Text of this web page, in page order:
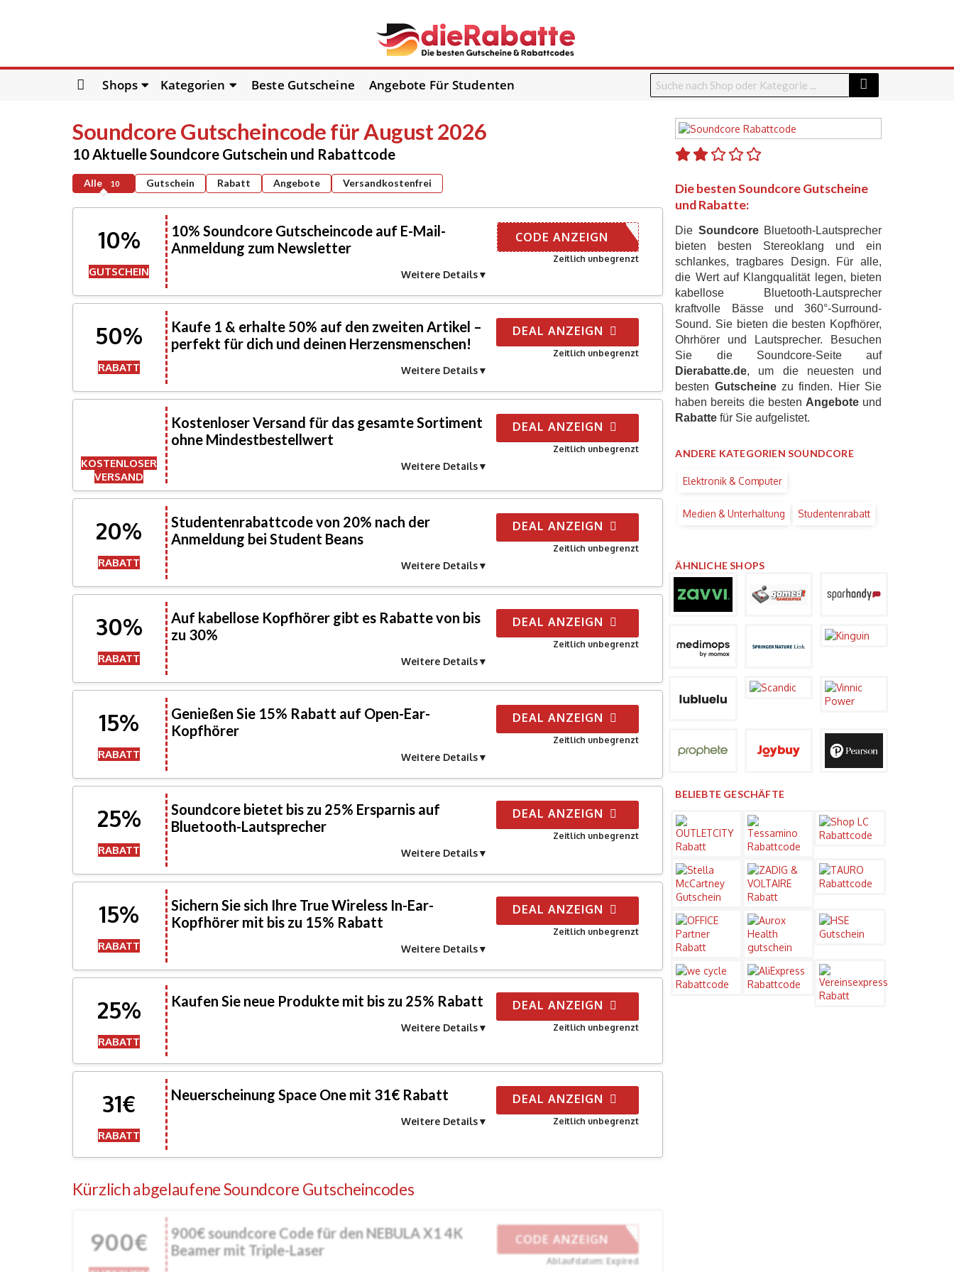
Skip
to
Shops Kategorien Beste Gutscheine Angebote Für Studenten
SoundcoreGutscheincode für August 2026
10 Aktuelle Soundcore Gutschein und Rabattcode
Alle 10 Gutschein Rabatt Angebote Versandkostenfrei
10%
GUTSCHEIN
10% Soundcore Gutscheincode auf E-Mail-
Anmeldung zum Newsletter
Weitere Details
R E-MAIL
CODE ANZEIGN
Zeitlich unbegrenzt
50%
RABATT
Kaufe 1 & erhalte 50% auf den zweiten Artikel –
perfekt für dich und deinen Herzensmenschen!
Weitere Details
DEAL ANZEIGN
Zeitlich unbegrenzt
KOSTENLOSER
VERSAND
Kostenloser Versand für das gesamte Sortiment
ohne Mindestbestellwert
Weitere Details
DEAL ANZEIGN
Zeitlich unbegrenzt
20%
RABATT
Studentenrabattcode von 20% nach der
Anmeldung bei Student Beans
Weitere Details
DEAL ANZEIGN
Zeitlich unbegrenzt
30%
RABATT
Auf kabellose Kopfhörer gibt es Rabatte von bis
zu 30%
Weitere Details
DEAL ANZEIGN
Zeitlich unbegrenzt
15%
RABATT
Genießen Sie 15% Rabatt auf Open-Ear-
Kopfhörer
Weitere Details
DEAL ANZEIGN
Zeitlich unbegrenzt
25%
RABATT
Soundcore bietet bis zu 25% Ersparnis auf
Bluetooth-Lautsprecher
Weitere Details
DEAL ANZEIGN
Zeitlich unbegrenzt
15%
RABATT
Sichern Sie sich Ihre True Wireless In-Ear-
Kopfhörer mit bis zu 15% Rabatt
Weitere Details
DEAL ANZEIGN
Zeitlich unbegrenzt
25%
RABATT
Kaufen Sie neue Produkte mit bis zu 25% Rabatt
Weitere Details
DEAL ANZEIGN
Zeitlich unbegrenzt
31€
RABATT
Neuerscheinung Space One mit 31€ Rabatt
Weitere Details
DEAL ANZEIGN
Zeitlich unbegrenzt
Kürzlich abgelaufene Soundcore Gutscheincodes
900€
900€ soundcore Code für den NEBULA X1 4K
Beamer mit Triple-Laser
S24D2351
CODE ANZEIGN
Ablaufdatum: Expired
Die besten Soundcore Gutscheine
und Rabatte:
Die SoundcoreBluetooth-Lautsprecher
bieten besten Stereoklang und ein
schlankes, tragbares Design. Für alle,
die Wert auf Klangqualität legen, bieten
kabellose Bluetooth-Lautsprecher
kraftvolle Bässe und 360°-Surround-
Sound. Sie bieten die besten Kopfhörer,
Ohrhörer und Lautsprecher. Besuchen
Sie die Soundcore-Seite auf
Dierabatte.de, um die neuesten und
besten Gutscheinezu finden. Hier Sie
haben bereits die besten Angeboteund
Rabatte für Sie aufgelistet.
ANDERE KATEGORIEN SOUNDCORE
Elektronik & Computer
Medien & Unterhaltung Studentenrabatt
ÄHNLICHE SHOPS
BELIEBTE GESCHÄFTE